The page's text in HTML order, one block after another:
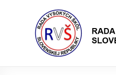
Rada
VŠ
Rada
vysokých
škôl
Slovenskej